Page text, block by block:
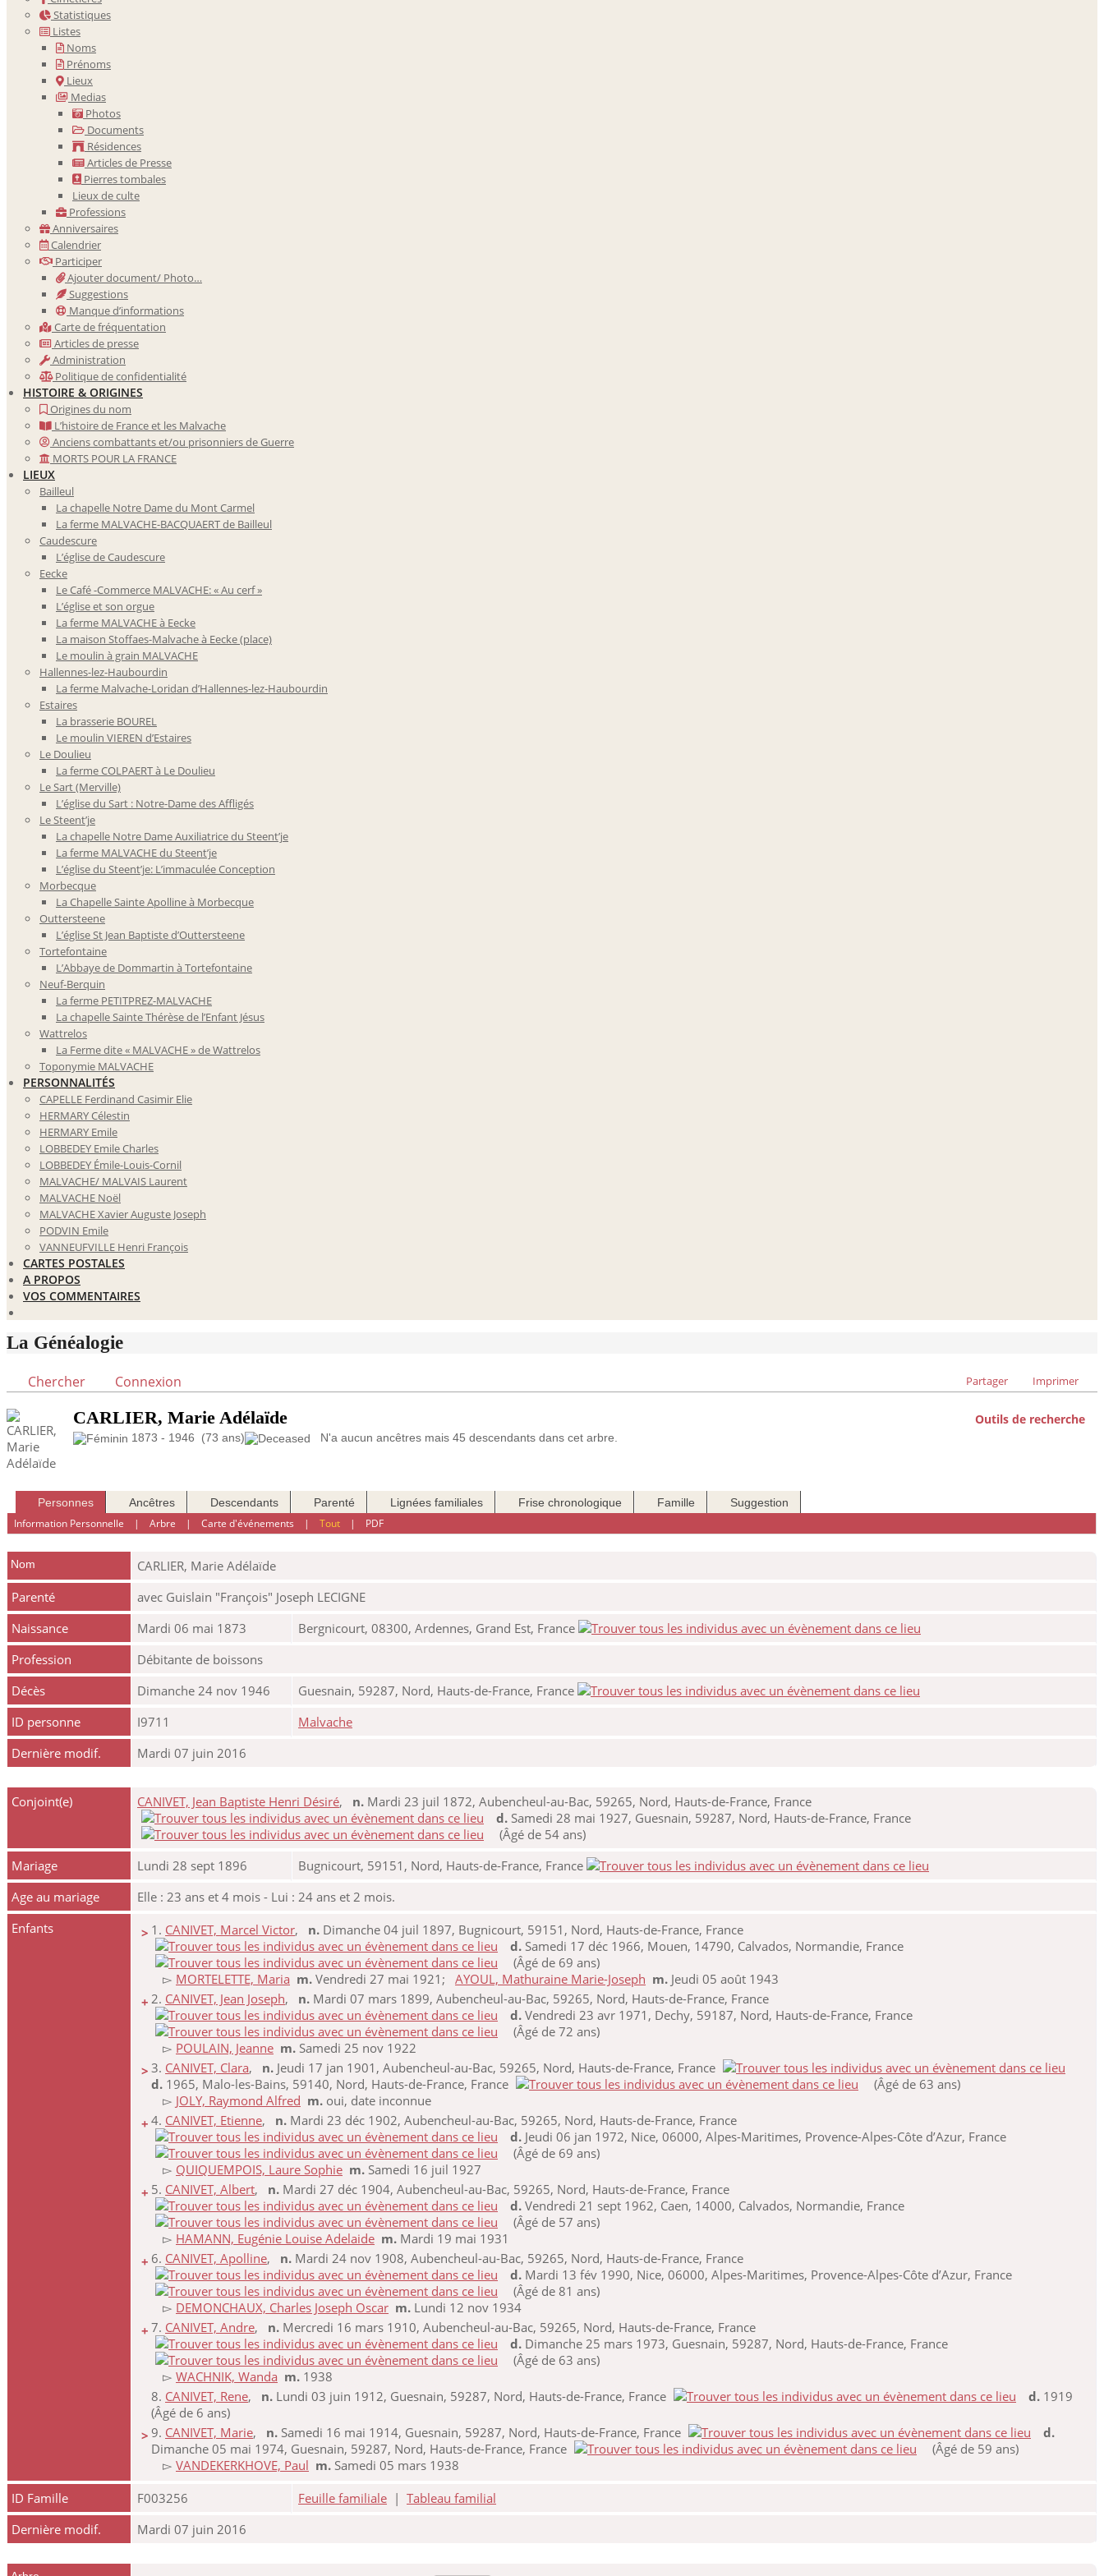
Statistiques
Listes
Noms
Prénoms
Lieux
Medias
Photos
Documents
Résidences
Articles de Presse
Pierres tombales
Lieux de culte
Professions
Anniversaires
Calendrier
Participer
Ajouter document/ Photo…
Suggestions
Manque d’informations
Carte de fréquentation
Articles de presse
Administration
Politique de confidentialité
HISTOIRE & ORIGINES
Origines du nom
L’histoire de France et les Malvache
Anciens combattants et/ou prisonniers de Guerre
MORTS POUR LA FRANCE
LIEUX
Bailleul
La chapelle Notre Dame du Mont Carmel
La ferme MALVACHE-BACQUAERT de Bailleul
Caudescure
L’église de Caudescure
Eecke
Le Café -Commerce MALVACHE: « Au cerf »
L’église et son orgue
La ferme MALVACHE à Eecke
La maison Stoffaes-Malvache à Eecke (place)
Le moulin à grain MALVACHE
Hallennes-lez-Haubourdin
La ferme Malvache-Loridan d’Hallennes-lez-Haubourdin
Estaires
La brasserie BOUREL
Le moulin VIEREN d’Estaires
Le Doulieu
La ferme COLPAERT à Le Doulieu
Le Sart (Merville)
L’église du Sart : Notre-Dame des Affligés
Le Steent’je
La chapelle Notre Dame Auxiliatrice du Steent’je
La ferme MALVACHE du Steent’je
L’église du Steent’je: L’immaculée Conception
Morbecque
La Chapelle Sainte Apolline à Morbecque
Outtersteene
L’église St Jean Baptiste d’Outtersteene
Tortefontaine
L’Abbaye de Dommartin à Tortefontaine
Neuf-Berquin
La ferme PETITPREZ-MALVACHE
La chapelle Sainte Thérèse de l’Enfant Jésus
Wattrelos
La Ferme dite « MALVACHE » de Wattrelos
Toponymie MALVACHE
PERSONNALITÉS
CAPELLE Ferdinand Casimir Elie
HERMARY Célestin
HERMARY Emile
LOBBEDEY Emile Charles
LOBBEDEY Émile-Louis-Cornil
MALVACHE/ MALVAIS Laurent
MALVACHE Noël
MALVACHE Xavier Auguste Joseph
PODVIN Emile
VANNEUFVILLE Henri François
CARTES POSTALES
A PROPOS
VOS COMMENTAIRES
La Généalogie
Chercher Connexion Partager Imprimer
Outils de recherche
CARLIER, Marie Adélaïde
1873 - 1946 (73 ans) N'a aucun ancêtres mais 45 descendants dans cet arbre.
Personnes Ancêtres Descendants Parenté Lignées familiales Frise chronologique Famille Suggestion
Information Personnelle |Arbre |Carte d'événements |Tout | PDF
Nom CARLIER, Marie Adélaïde
Parenté
avec Guislain "François" Joseph LECIGNE
Naissance
Mardi 06 mai 1873
Bergnicourt, 08300, Ardennes, Grand Est, France
Profession
Débitante de boissons
Décès
Dimanche 24 nov 1946
Guesnain, 59287, Nord, Hauts-de-France, France
ID personne
I9711
Malvache
Dernière modif.
Mardi 07 juin 2016
Conjoint(e) CANIVET, Jean Baptiste Henri Désiré, n. Mardi 23 juil 1872, Aubencheul-au-Bac, 59265, Nord, Hauts-de-France, France
d. Samedi 28 mai 1927, Guesnain, 59287, Nord, Hauts-de-France, France
(Âgé de 54 ans)
Mariage
Lundi 28 sept 1896
Bugnicourt, 59151, Nord, Hauts-de-France, France
Age au mariage
Elle : 23 ans et 4 mois - Lui : 24 ans et 2 mois.
Enfants
> 1. CANIVET, Marcel Victor, n. Dimanche 04 juil 1897, Bugnicourt, 59151, Nord, Hauts-de-France, France
d. Samedi 17 déc 1966, Mouen, 14790, Calvados, Normandie, France
(Âgé de 69 ans)
▻ MORTELETTE, Maria m. Vendredi 27 mai 1921; AYOUL, Mathuraine Marie-Joseph m. Jeudi 05 août 1943
+ 2. CANIVET, Jean Joseph, n. Mardi 07 mars 1899, Aubencheul-au-Bac, 59265, Nord, Hauts-de-France, France
d. Vendredi 23 avr 1971, Dechy, 59187, Nord, Hauts-de-France, France
(Âgé de 72 ans)
▻ POULAIN, Jeanne m. Samedi 25 nov 1922
> 3. CANIVET, Clara, n. Jeudi 17 jan 1901, Aubencheul-au-Bac, 59265, Nord, Hauts-de-France, France
d. 1965, Malo-les-Bains, 59140, Nord, Hauts-de-France, France
(Âgé de 63 ans)
▻ JOLY, Raymond Alfred m. oui, date inconnue
+ 4. CANIVET, Etienne, n. Mardi 23 déc 1902, Aubencheul-au-Bac, 59265, Nord, Hauts-de-France, France
d. Jeudi 06 jan 1972, Nice, 06000, Alpes-Maritimes, Provence-Alpes-Côte d’Azur, France
(Âgé de 69 ans)
▻ QUIQUEMPOIS, Laure Sophie m. Samedi 16 juil 1927
+ 5. CANIVET, Albert, n. Mardi 27 déc 1904, Aubencheul-au-Bac, 59265, Nord, Hauts-de-France, France
d. Vendredi 21 sept 1962, Caen, 14000, Calvados, Normandie, France
(Âgé de 57 ans)
▻ HAMANN, Eugénie Louise Adelaide m. Mardi 19 mai 1931
+ 6. CANIVET, Apolline, n. Mardi 24 nov 1908, Aubencheul-au-Bac, 59265, Nord, Hauts-de-France, France
d. Mardi 13 fév 1990, Nice, 06000, Alpes-Maritimes, Provence-Alpes-Côte d’Azur, France
(Âgé de 81 ans)
▻ DEMONCHAUX, Charles Joseph Oscar m. Lundi 12 nov 1934
+ 7. CANIVET, Andre, n. Mercredi 16 mars 1910, Aubencheul-au-Bac, 59265, Nord, Hauts-de-France, France
d. Dimanche 25 mars 1973, Guesnain, 59287, Nord, Hauts-de-France, France
(Âgé de 63 ans)
▻ WACHNIK, Wanda m. 1938
8. CANIVET, Rene, n. Lundi 03 juin 1912, Guesnain, 59287, Nord, Hauts-de-France, France d. 1919
(Âgé de 6 ans)
> 9. CANIVET, Marie, n. Samedi 16 mai 1914, Guesnain, 59287, Nord, Hauts-de-France, France
d.
Dimanche 05 mai 1974, Guesnain, 59287, Nord, Hauts-de-France, France
(Âgé de 59 ans)
▻ VANDEKERKHOVE, Paul m. Samedi 05 mars 1938
ID Famille
F003256 Feuille familiale | Tableau familial
Dernière modif.
Mardi 07 juin 2016